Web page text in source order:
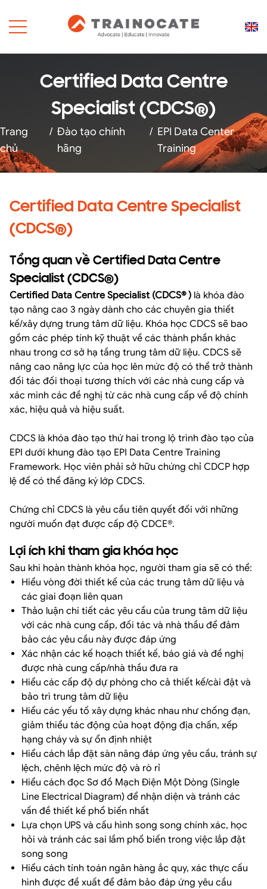
Certified Data Centre
Specialist (CDCS®)
Trang
chủ
/ Đào tạo chính
hãng
/ EPI Data Center
Training
Certified Data Centre Specialist
(CDCS®)
Tổng quan về Certified Data Centre
Specialist (CDCS®)
Certified Data Centre Specialist (CDCS® ) là khóa đào
tạo nâng cao 3 ngày dành cho các chuyên gia thiết
kế/xây dựng trung tâm dữ liệu. Khóa học CDCS sẽ bao
gồm các phép tính kỹ thuật về các thành phần khác
nhau trong cơ sở hạ tầng trung tâm dữ liệu. CDCS sẽ
nâng cao năng lực của học lên mức độ có thể trở thành
đối tác đối thoại tương thích với các nhà cung cấp và
xác minh các đề nghị từ các nhà cung cấp về độ chính
xác, hiệu quả và hiệu suất.
CDCS là khóa đào tạo thứ hai trong lộ trình đào tạo của
EPI dưới khung đào tạo EPI Data Centre Training
Framework. Học viên phải sở hữu chứng chỉ CDCP hợp
lệ để có thể đăng ký lớp CDCS.
Chứng chỉ CDCS là yêu cầu tiên quyết đối với những
người muốn đạt được cấp độ CDCE®.
Lợi ích khi tham gia khóa học
Sau khi hoàn thành khóa học, người tham gia sẽ có thể:
Hiểu vòng đời thiết kế của các trung tâm dữ liệu và
các giai đoạn liên quan
Thảo luận chi tiết các yêu cầu của trung tâm dữ liệu
với các nhà cung cấp, đối tác và nhà thầu để đảm
bảo các yêu cầu này được đáp ứng
Xác nhận các kế hoạch thiết kế, báo giá và đề nghị
được nhà cung cấp/nhà thầu đưa ra
Hiểu các cấp độ dự phòng cho cả thiết kế/cài đặt và
bảo trì trung tâm dữ liệu
Hiểu các yếu tố xây dựng khác nhau như chống đạn,
giảm thiểu tác động của hoạt động địa chấn, xếp
hạng cháy và sự ổn định nhiệt
Hiểu cách lắp đặt sàn nâng đáp ứng yêu cầu, tránh sự
lệch, chênh lệch mức độ và rò rỉ
Hiểu cách đọc Sơ đồ Mạch Điện Một Dòng (Single
Line Electrical Diagram) để nhận diện và tránh các
vấn đề thiết kế phổ biến nhất
Lựa chọn UPS và cấu hình song song chính xác, học
hỏi và tránh các sai lầm phổ biến trong việc lắp đặt
song song
Hiểu cách tính toán ngân hàng ắc quy, xác thực cấu
hình được đề xuất để đảm bảo đáp ứng yêu cầu